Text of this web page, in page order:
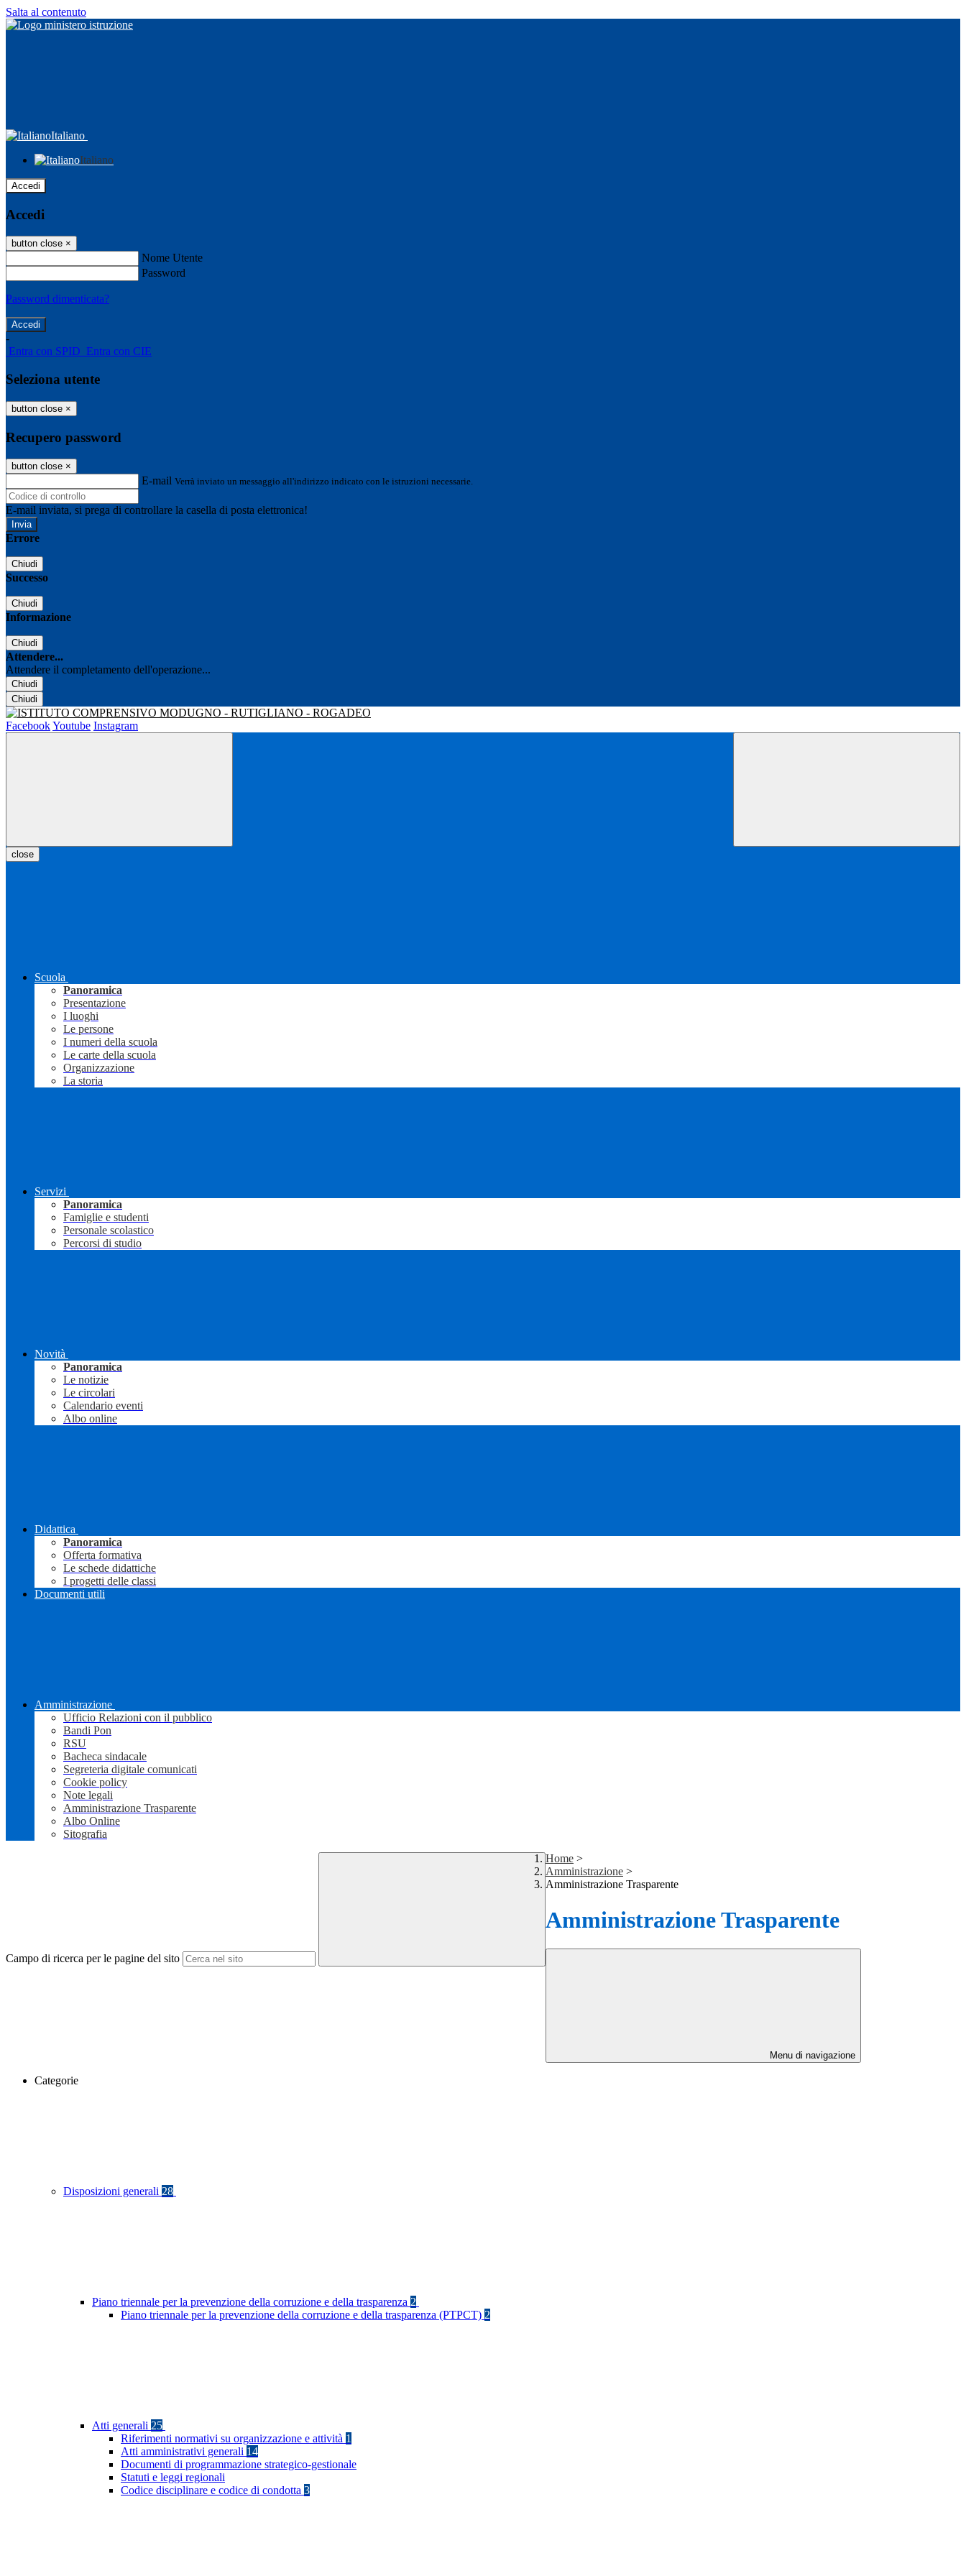
Salta al contenuto
Italiano
Italiano
Accedi
Accedi
button close ×
Nome Utente
Password
Password dimenticata?
-
Entra con SPID Entra con CIE
Seleziona utente
button close ×
Recupero password
button close ×
E-mail Verrà inviato un messaggio all'indirizzo indicato con le istruzioni necessarie.
E-mail inviata, si prega di controllare la casella di posta elettronica!
Errore
Chiudi
Successo
Chiudi
Informazione
Chiudi
Attendere...
Attendere il completamento dell'operazione...
Chiudi
Chiudi
FacebookYoutube Instagram
close
Scuola
Panoramica
Presentazione
I luoghi
Le persone
I numeri della scuola
Le carte della scuola
Organizzazione
La storia
Servizi
Panoramica
Famiglie e studenti
Personale scolastico
Percorsi di studio
Novità
Panoramica
Le notizie
Le circolari
Calendario eventi
Albo online
Didattica
Panoramica
Offerta formativa
Le schede didattiche
I progetti delle classi
Documenti utili
Amministrazione
Ufficio Relazioni con il pubblico
Bandi Pon
RSU
Bacheca sindacale
Segreteria digitale comunicati
Cookie policy
Note legali
Amministrazione Trasparente
Albo Online
Sitografia
Campo di ricerca per le pagine del sito
Home >
Amministrazione >
Amministrazione Trasparente
Amministrazione Trasparente
Menu di navigazione
Categorie
Disposizioni generali 28
Piano triennale per la prevenzione della corruzione e della trasparenza 2
Piano triennale per la prevenzione della corruzione e della trasparenza (PTPCT) 2
Atti generali 25
Riferimenti normativi su organizzazione e attività 1
Atti amministrativi generali 14
Documenti di programmazione strategico-gestionale
Statuti e leggi regionali
Codice disciplinare e codice di condotta 3